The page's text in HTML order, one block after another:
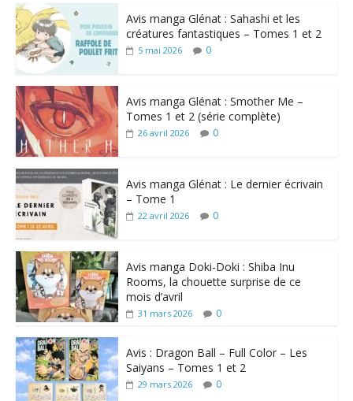
Avis manga Glénat : Sahashi et les
créatures fantastiques – Tomes 1 et 2
5 mai 2026 0
Avis manga Glénat : Smother Me –
Tomes 1 et 2 (série complète)
26 avril 2026 0
Avis manga Glénat : Le dernier écrivain
– Tome 1
22 avril 2026 0
Avis manga Doki-Doki : Shiba Inu
Rooms, la chouette surprise de ce
mois d’avril
31 mars 2026 0
Avis : Dragon Ball – Full Color – Les
Saiyans – Tomes 1 et 2
29 mars 2026 0